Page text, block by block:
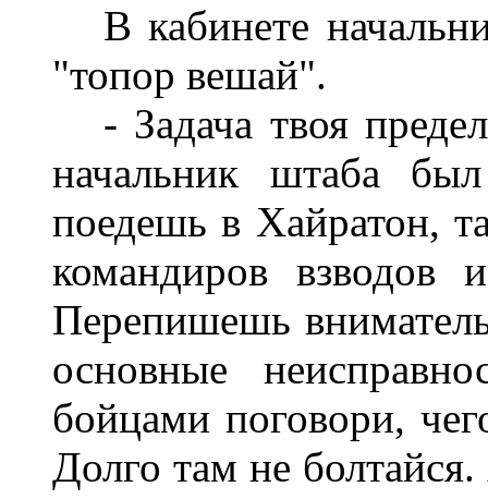
В кабинете
"топор вешай".
- Задача твоя
начальник штаба
поедешь в Хайратон,
командиров взводов
Перепишешь
основные
бойцами поговори,
Долго там не